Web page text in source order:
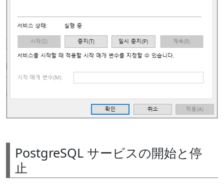
PostgreSQL サービスの開始と停
止